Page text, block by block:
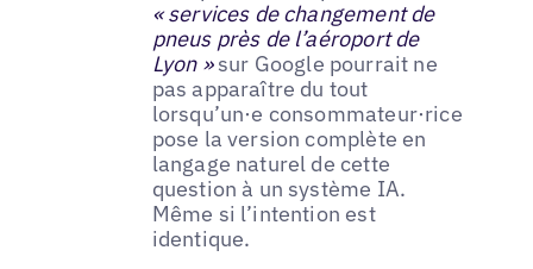
« services de changement de
pneus près de l’aéroport de
Lyon »sur Google pourrait ne
pas apparaître du tout
lorsqu’un·e consommateur·rice
pose la version complète en
langage naturel de cette
question à un système IA.
Même si l’intention est
identique.